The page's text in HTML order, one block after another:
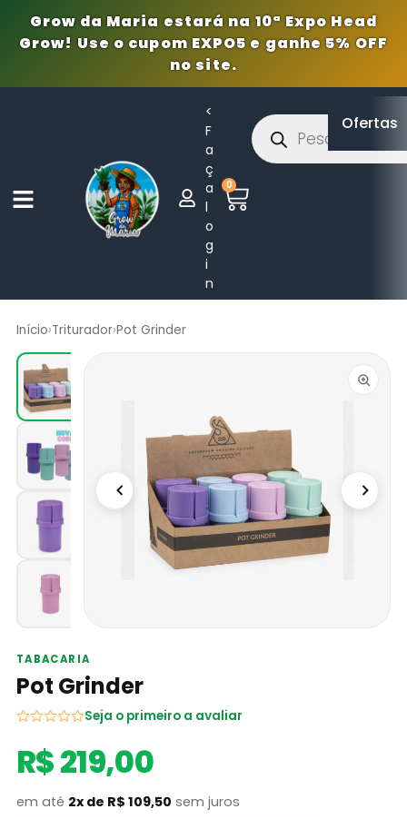
Grow da Maria estará na 10ª Expo Head
Grow! Use o cupom EXPO5 e ganhe 5% OFF
no site.
<
F
a
ç
a
l
o
g
i
n
0
Ofertas
Início›Triturador›Pot Grinder
TABACARIA
Pot Grinder
Seja o primeiro a avaliar
R$ 219,00
em até 2x de R$ 109,50 sem juros